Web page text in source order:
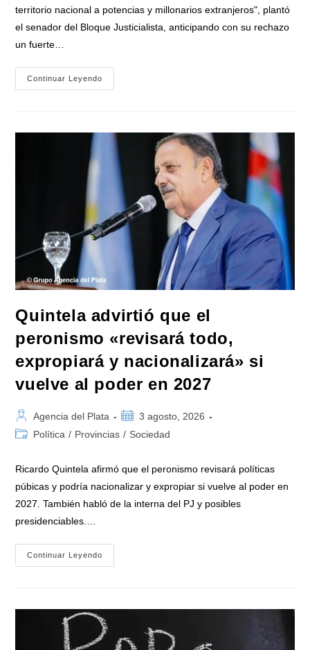
territorio nacional a potencias y millonarios extranjeros", plantó
el senador del Bloque Justicialista, anticipando con su rechazo
un fuerte…
Continuar Leyendo
Soria
De
Ley
Tierras:
Argentina
Milei»
Quintela advirtió que el
peronismo «revisará todo,
expropiará y nacionalizará» si
vuelve al poder en 2027
Autor
de
Agencia del Plata
Publicación
de
3 agosto, 2026
Categoría
la
Política / Provincias / Sociedad
Ricardo Quintela afirmó que el peronismo revisará políticas
púbicas y podría nacionalizar y expropiar si vuelve al poder en
2027. También habló de la interna del PJ y posibles
presidenciables.…
Continuar Leyendo
Advirtió
Expropiará
Y
Nacionalizará»